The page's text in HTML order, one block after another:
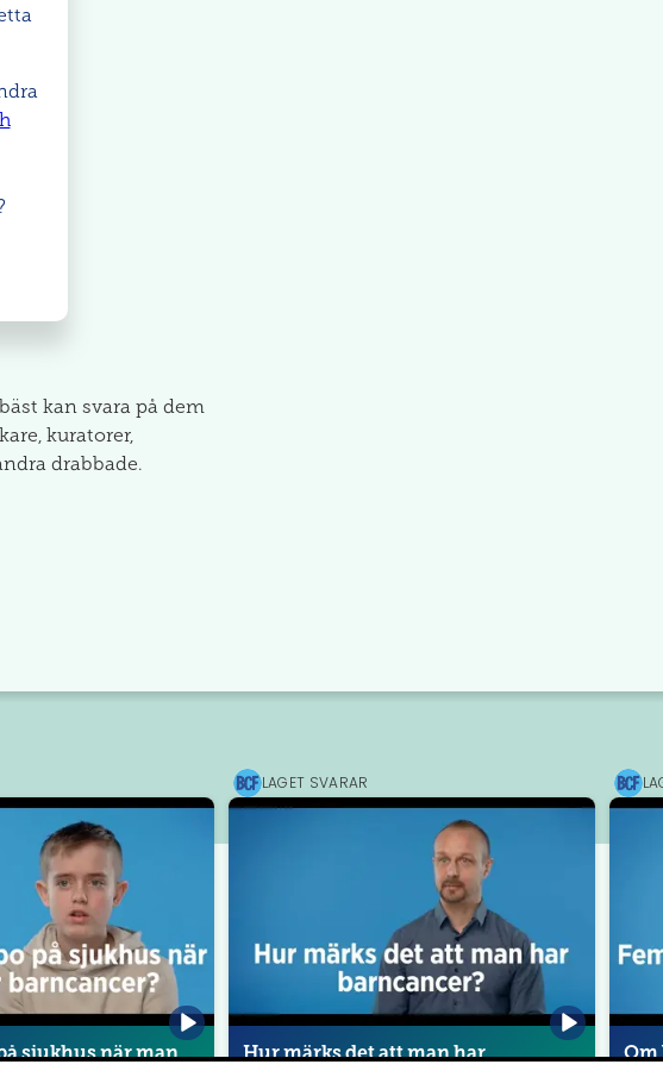
kan svara på dem
kuratorer,
drabbade.
sjukhus när man
Barncancerfonden
LAGET SVARAR
Hur märks det att man har
Om